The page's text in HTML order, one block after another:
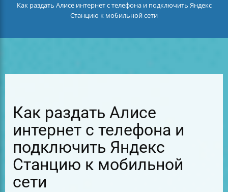
Как раздать Алисе интернет с телефона и подключить Яндекс
Станцию к мобильной сети
Как раздать Алисе
интернет с телефона и
подключить Яндекс
Станцию к мобильной
сети